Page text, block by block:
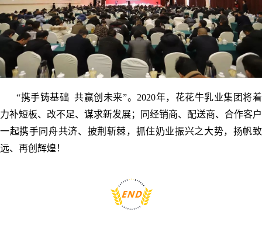
“携手铸基础 共赢创未来”。2020年，花花牛乳业集团将着
力补短板、改不足、谋求新发展；同经销商、配送商、合作客户
一起携手同舟共济、披荆斩棘，抓住奶业振兴之大势，扬帆致
远、再创辉煌！